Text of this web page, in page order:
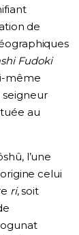
de
Fudoki
même
seigneur
au
l’une
celui
ri, soit